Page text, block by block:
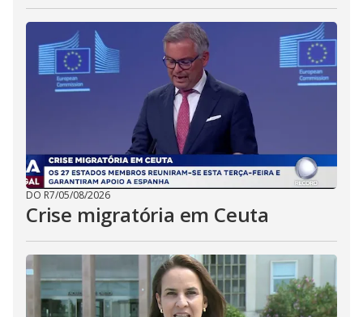
DO R7/05/08/2026
Crise migratória em Ceuta